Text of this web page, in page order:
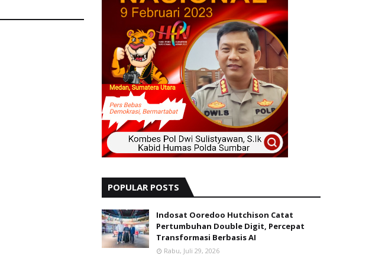
POPULAR POSTS
Indosat Ooredoo Hutchison Catat
Pertumbuhan Double Digit, Percepat
Transformasi Berbasis AI
Rabu, Juli 29, 2026